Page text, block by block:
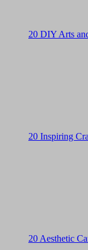
20 DIY Arts
20 Inspiring
20 Aesthetic